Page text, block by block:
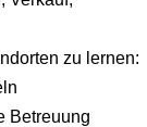
zu lernen:
Betreuung